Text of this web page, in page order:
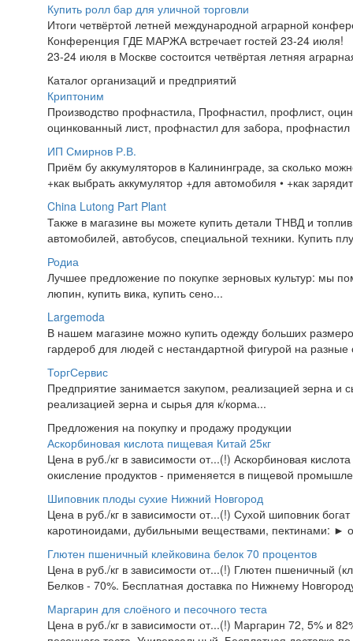
Купить ролл бар для уличной торговли
Итоги четвёртой летней международной аграрной
Конференция ГДЕ МАРЖА встречает гостей 23-24 июля!
23-24 июля в Москве состоится четвёртая летняя
Каталог организаций и предприятий
Криптоним
Производство профнастила, Профнастил, профлист,
оцинкованный лист, профнастил для забора,
ИП Смирнов Р.В.
Приём бу аккумуляторов в Калининграде, за сколько
+как выбрать аккумулятор +для автомобиля • +как
China Lutong Part Plant
Также в магазине вы можете купить детали ТНВД и
автомобилей, автобусов, специальной техники. Купить
Родиа
Лучшее предложение по покупке зерновых культур: мы
люпин, купить вика, купить сено...
Largemoda
В нашем магазине можно купить одежду больших
гардероб для людей с нестандартной фигурой на
ТоргСервис
Предприятие занимается закупом, реализацией зерна и
реализацией зерна и сырья для к/корма...
Предложения на покупку и продажу продукции
Аскорбиновая кислота пищевая Китай 25кг
Цена в руб./кг в зависимости от...(!) Аскорбиновая
окисление продуктов - применяется в пищевой
Шиповник плоды сухие Нижний Новгород
Цена в руб./кг в зависимости от...(!) Сухой шиповник
каротиноидами, дубильными веществами, пектинами:
Глютен пшеничный клейковина белок 70 процентов
Цена в руб./кг в зависимости от...(!) Глютен пшеничный
Белков - 70%. Бесплатная доставка по Нижнему
Маргарин для слоёного и песочного теста
Цена в руб./кг в зависимости от...(!) Маргарин 72, 5% и